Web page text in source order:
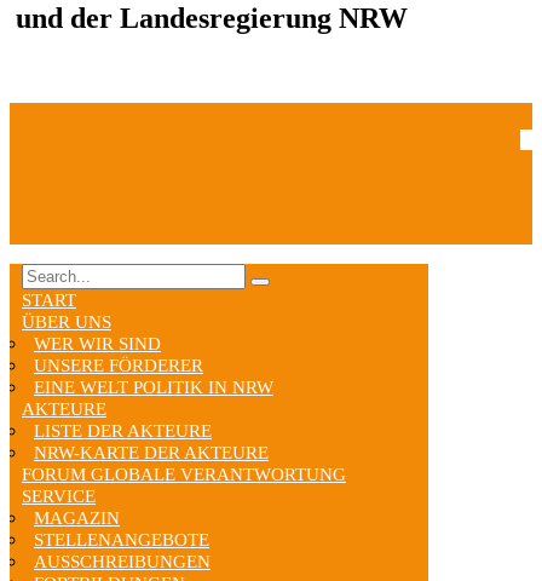
und der Landesregierung NRW
START
ÜBER UNS
WER WIR SIND
UNSERE FÖRDERER
EINE WELT POLITIK IN NRW
AKTEURE
LISTE DER AKTEURE
NRW-KARTE DER AKTEURE
FORUM GLOBALE VERANTWORTUNG
SERVICE
MAGAZIN
STELLENANGEBOTE
AUSSCHREIBUNGEN